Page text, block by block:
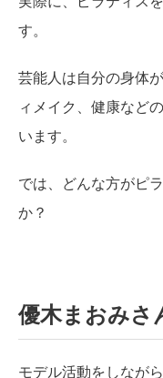
す。
芸能人は自分の身体
ィメイク、健康など
います。
では、どんな方がピ
か？
優木まおみさ
モデル活動をしなが